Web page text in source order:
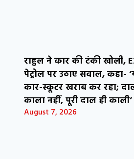
राहुल ने कार की टंकी खोली,
पेट्रोल पर उठाए सवाल, कहा-
कार-स्कूटर खराब कर रहा;
काला नहीं, पूरी दाल ही काली’
August 7, 2026